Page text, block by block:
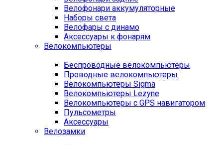
Велофонари аккумуляторные
Наборы света
Велофары с динамо
Аксессуары к фонарям
Велокомпьютеры
Беспроводные велокомпьютеры
Проводные велокомпьютеры
Велокомпьютеры Sigma
Велокомпьютеры Lezyne
Велокомпьютеры с GPS навигатором
Пульсометры
Аксессуары
Велозамки